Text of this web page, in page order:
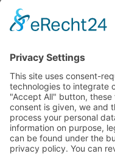
Logistics
Productos similares
LÍNEA DIRECTA
ONEAV.EU